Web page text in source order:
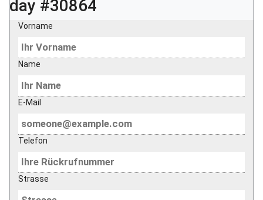
day #30864
Vorname
Name
E-Mail
Telefon
Strasse